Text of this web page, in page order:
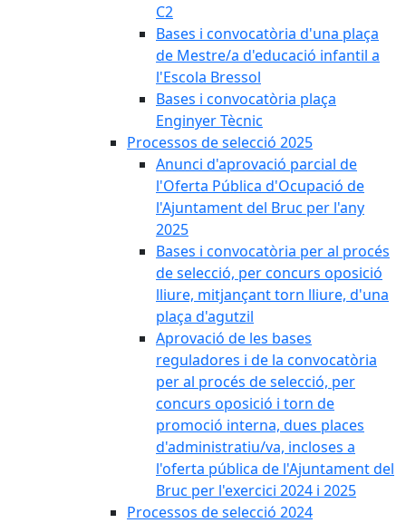
C2
Bases i convocatòria d'una plaça
de Mestre/a d'educació infantil a
l'Escola Bressol
Bases i convocatòria plaça
Enginyer Tècnic
Processos de selecció 2025
Anunci d'aprovació parcial de
l'Oferta Pública d'Ocupació de
l'Ajuntament del Bruc per l'any
2025
Bases i convocatòria per al procés
de selecció, per concurs oposició
lliure, mitjançant torn lliure, d'una
plaça d'agutzil
Aprovació de les bases
reguladores i de la convocatòria
per al procés de selecció, per
concurs oposició i torn de
promoció interna, dues places
d'administratiu/va, incloses a
l'oferta pública de l'Ajuntament del
Bruc per l'exercici 2024 i 2025
Processos de selecció 2024